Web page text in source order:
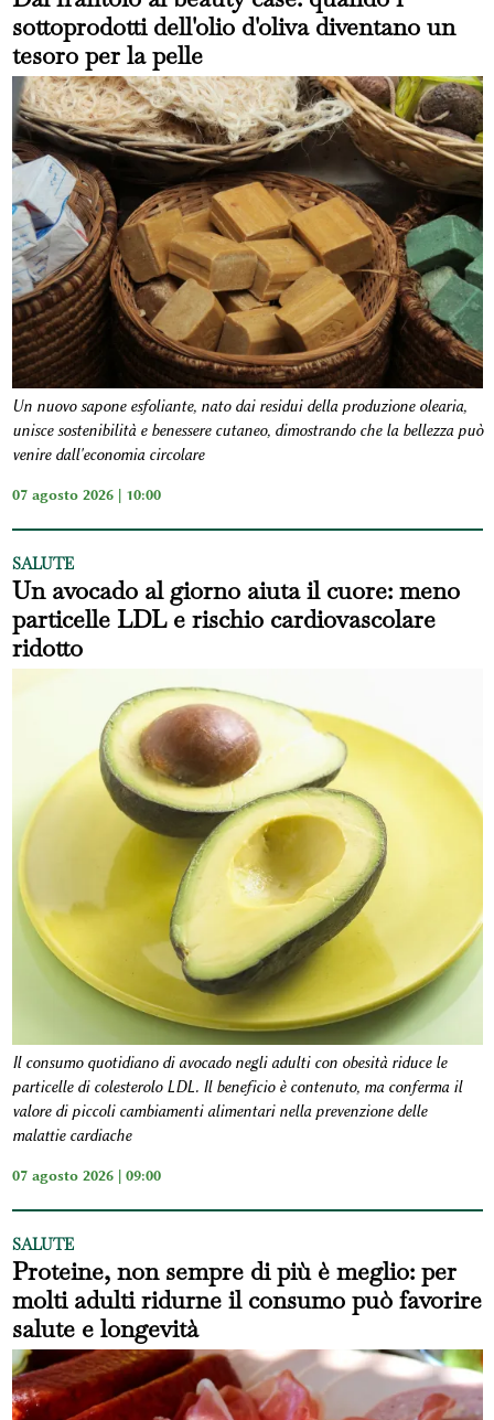
sottoprodotti dell'olio d'oliva diventano un
tesoro per la pelle
Un nuovo sapone esfoliante, nato dai residui della produzione olearia,
unisce sostenibilità e benessere cutaneo, dimostrando che la bellezza può
venire dall'economia circolare
07 agosto 2026 | 10:00
SALUTE
Un avocado al giorno aiuta il cuore: meno
particelle LDL e rischio cardiovascolare
ridotto
Il consumo quotidiano di avocado negli adulti con obesità riduce le
particelle di colesterolo LDL. Il beneficio è contenuto, ma conferma il
valore di piccoli cambiamenti alimentari nella prevenzione delle
malattie cardiache
07 agosto 2026 | 09:00
SALUTE
Proteine, non sempre di più è meglio: per
molti adulti ridurne il consumo può favorire
salute e longevità